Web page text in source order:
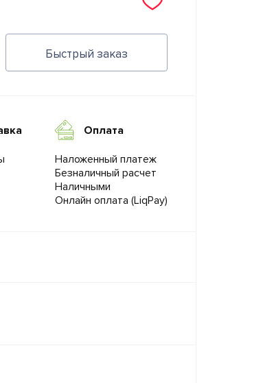
Быстрый заказ
Оплата
Наложенный платеж
Безналичный расчет
Наличными
Онлайн оплата (LiqPay)